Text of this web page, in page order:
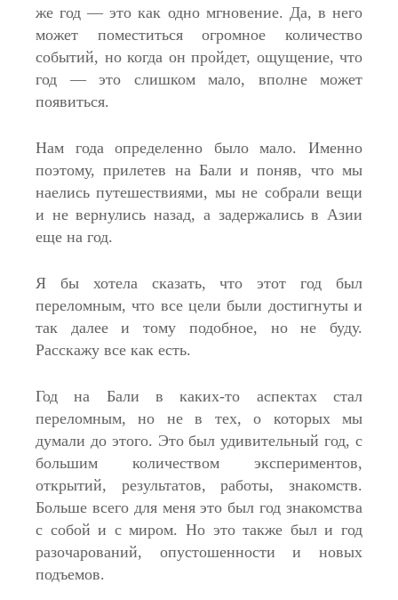
же год — это как одно мгновение. Да, в него
может поместиться огромное количество
событий, но когда он пройдет, ощущение, что
год — это слишком мало, вполне может
появиться.
Нам года определенно было мало. Именно
поэтому, прилетев на Бали и поняв, что мы
наелись путешествиями, мы не собрали вещи
и не вернулись назад, а задержались в Азии
еще на год.
Я бы хотела сказать, что этот год был
переломным, что все цели были достигнуты и
так далее и тому подобное, но не буду.
Расскажу все как есть.
Год на Бали в каких-то аспектах стал
переломным, но не в тех, о которых мы
думали до этого. Это был удивительный год, с
большим количеством экспериментов,
открытий, результатов, работы, знакомств.
Больше всего для меня это был год знакомства
с собой и с миром. Но это также был и год
разочарований, опустошенности и новых
подъемов.